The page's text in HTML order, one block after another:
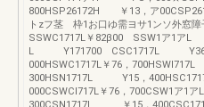
800HSP26172H ￥13，ア
トzフ茎 枠1お口ゆ需ヨサ1ンソ外窓障
SSWC1717L￥82β00 SSW1ア1アL
L Y171700 CSC1717L Y36
000HSWC1717L￥76，
300HSN1717L Y15，
000CSWCI717L￥76，700CSW1ア1